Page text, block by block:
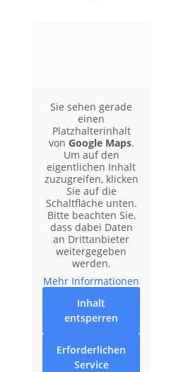
Sie sehen gerade
einen
Platzhalterinhalt
von Google Maps.
Um auf den
eigentlichen Inhalt
zuzugreifen, klicken
Sie auf die
Schaltfläche unten.
Bitte beachten Sie,
dass dabei Daten
an Drittanbieter
weitergegeben
werden.
Mehr Informationen
Inhalt
entsperren
Erforderlichen
Service